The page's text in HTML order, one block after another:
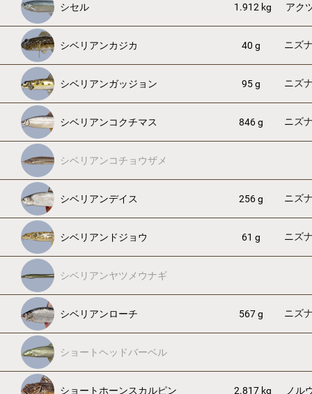
シセル 1.912 kg アク
シベリアンカジカ 40 g ニズ
シベリアンガッジョン 95 g ニズ
シベリアンコクチマス 846 g ニズ
シベリアンコチョウザメ
シベリアンデイス 256 g ニズ
シベリアンドジョウ 61 g ニズ
シベリアンヤツメウナギ
シベリアンローチ 567 g ニズ
ショートヘッドバーベル
ショートホーンスカルピン 2.817 kg ノル